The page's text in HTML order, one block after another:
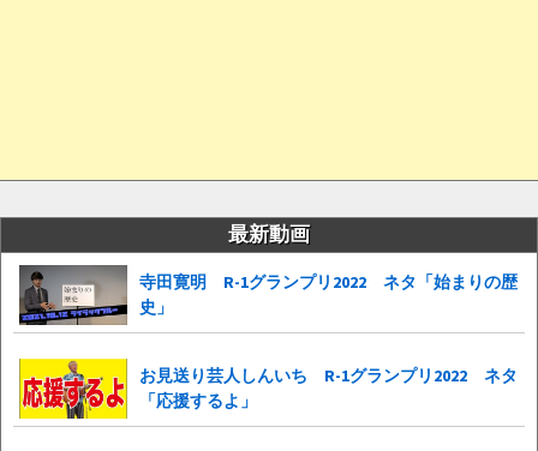
最新動画
寺田寛明 R-1グランプリ2022 ネタ「始まりの歴
史」
お見送り芸人しんいち R-1グランプリ2022 ネタ
「応援するよ」